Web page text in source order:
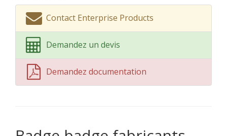
Contact Enterprise Products
Demandez un devis
Demandez documentation